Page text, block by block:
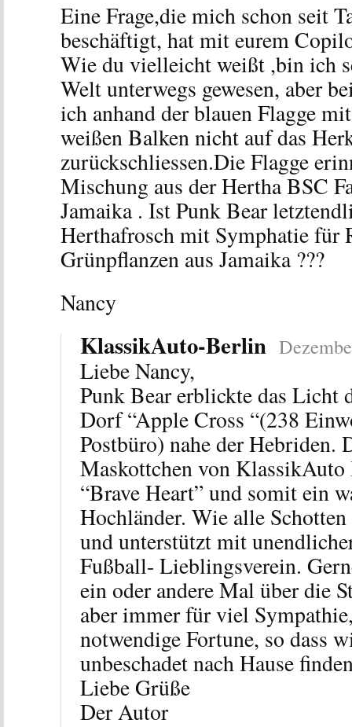
Eine Frage,die mich schon seit
beschäftigt, hat mit eurem
Wie du vielleicht weißt ,bin ich
Welt unterwegs gewesen, aber
ich anhand der blauen Flagge
weißen Balken nicht auf das
zurückschliessen.Die Flagge
Mischung aus der Hertha BSC
Jamaika . Ist Punk Bear
Herthafrosch mit Symphatie für
Grünpflanzen aus Jamaika ???
Nancy
KlassikAuto-Berlin
Liebe Nancy,
Punk Bear erblickte das Licht
Dorf “Apple Cross “(238
Postbüro) nahe der Hebriden.
Maskottchen von
“Brave Heart” und somit ein
Hochländer. Wie alle
und unterstützt mit
Fußball- Lieblingsverein.
ein oder andere Mal über die
aber immer für viel
notwendige Fortune, so dass
unbeschadet nach Hause
Liebe Grüße
Der Autor